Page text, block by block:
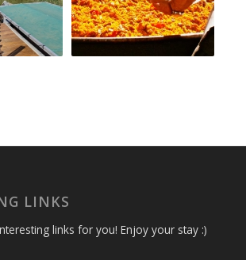
LINKS
links for you! Enjoy your stay :)